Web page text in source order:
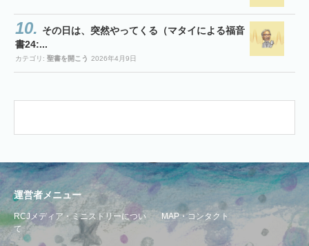
その日は、突然やってくる（マタイによる福音
書24:...
カテゴリ: 聖書を開こう 2026年4月9日
運営者メニュー
RCJメディア・ミニストリーについ
て
MAP・コンタクト